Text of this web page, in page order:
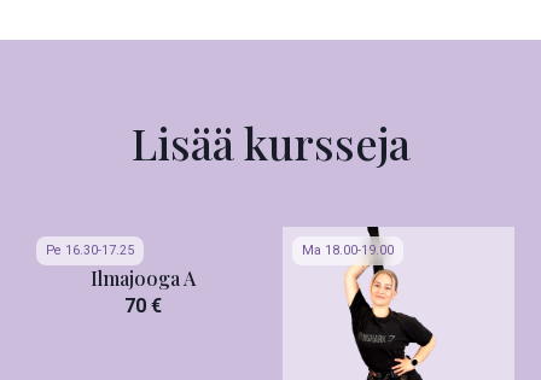
Lisää kursseja
Pe 16.30-17.25
Ilmajooga A
70 €
Ma 18.00-19.00